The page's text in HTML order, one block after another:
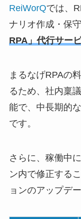
ReiWorQでは、
ナリオ作成・保
RPA」代行サー
まるなげRPAの
るため、社内稟
能で、中長期的
です。
さらに、稼働中
ン内で修正する
ョンのアップデ